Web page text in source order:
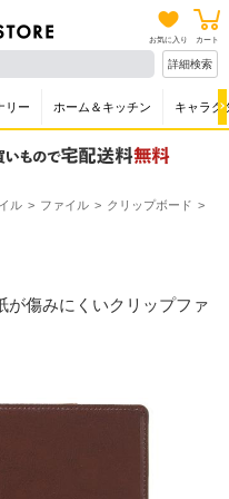
お気に入り カート
詳細検索
リー ホーム＆キッチン キャラク
ル ファイル
クリップボード
が傷みにくいクリップファ